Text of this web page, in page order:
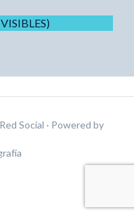
Social · Powered by